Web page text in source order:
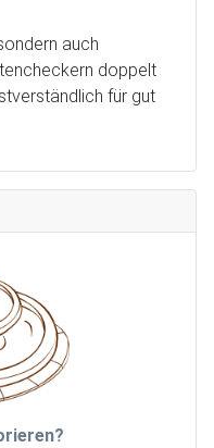
auch
doppelt
für gut